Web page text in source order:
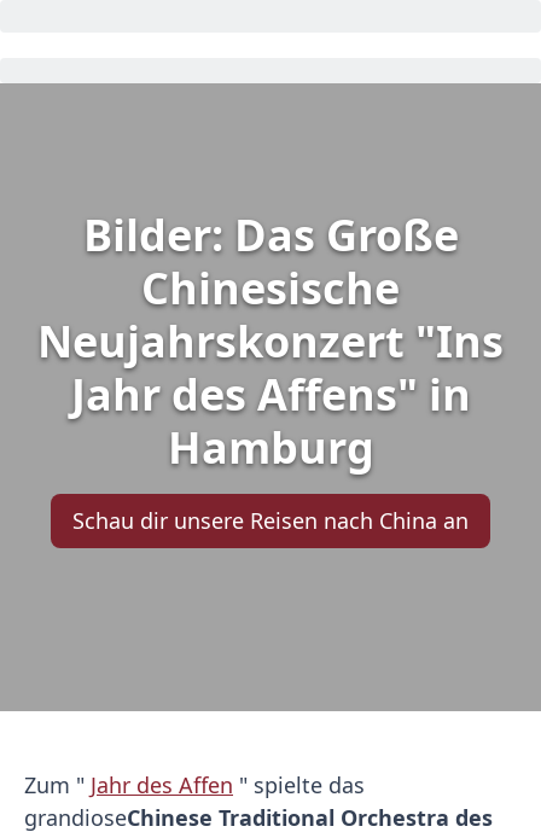
Bilder: Das Große
Chinesische
Neujahrskonzert "Ins
Jahr des Affens" in
Hamburg
Schau dir unsere Reisen nach China an
Zum " Jahr des Affen " spielte das
grandioseChinese Traditional Orchestra des